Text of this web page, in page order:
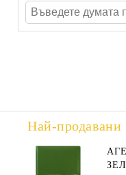
Най-продавани